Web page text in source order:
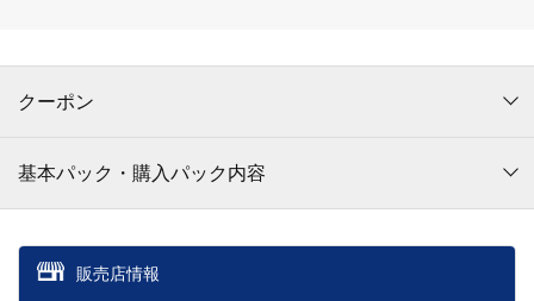
クーポン
基本パック・購入パック内容
販売店情報